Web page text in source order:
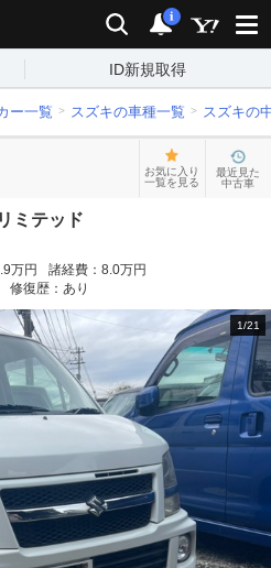
検索 通知
i
ID新規取得
ー一覧 スズキの車種一覧 スズキの
お気に入り
一覧を見る
最近見た
中古車
ミテッド
万円 諸経費： 8.0万円
修復歴： あり
1/21